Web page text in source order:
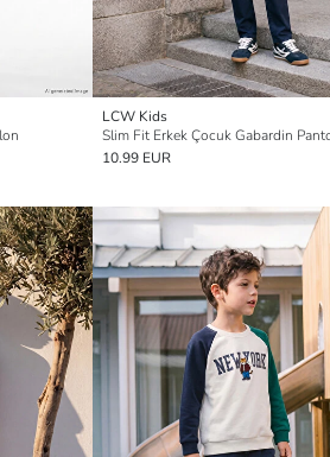
LCW Kids
Slim Fit Erkek Çocuk Gabardin
10.99 EUR